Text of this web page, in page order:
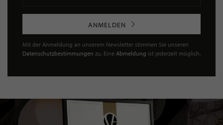
ANMELDEN
Mit der Anmeldung an unserem Newsletter stimmen Sie unseren
Datenschutzbestimmungen zu. Eine Abmeldung ist jederzeit möglich.